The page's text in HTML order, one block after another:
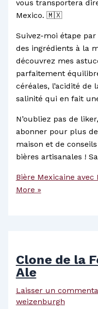
vous transportera
Mexico. 🇲🇽
Suivez-moi étape
des ingrédients à la
découvrez mes
parfaitement
céréales, l’acidité de
salinité qui en fait
N’oubliez pas de
abonner pour plus
maison et de
bières artisanales !
Bière Mexicaine
More »
Clone de la
Ale
Laisser un
weizenburgh